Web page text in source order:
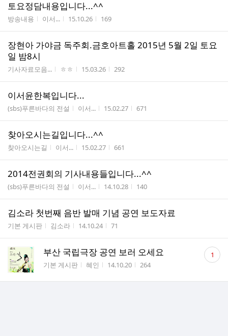
토요정담내용입니다...^^
게시판명
방송내용 작성자
이서... 작성시간
15.10.26 조회수
169
장현아 가야금 독주회.금호아트홀 2015년 5월 2일 토요
일 밤8시
게시판명
기사자료모음... 작성자
ㅎㅎ 작성시간
15.03.26 조회수
292
이서윤한복입니다...
게시판명
(sbs)푸른바다의 전설 작성자
이서... 작성시간
15.02.27 조회수
671
찾아오시는길입니다...^^
게시판명
찾아오시는길 작성자
이서... 작성시간
15.02.27 조회수
661
2014전권회의 기사내용들입니다...^^
게시판명
(sbs)푸른바다의 전설 작성자
이서... 작성시간
14.10.28 조회수
140
김소라 첫번째 음반 발매 기념 공연 보도자료
게시판명
기본 게시판 작성자
김소라 작성시간
14.10.24 조회수
71
부산 국립극장 공연 보러 오세요
게시판명
기본 게시판 작성자
혜인 작성시간
14.10.20 조회수
264
댓
글 1